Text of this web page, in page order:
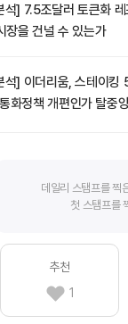
석] 7.5조달러 토큰화
장을 건널 수 있는가
석] 이더리움, 스테이킹
화정책 개편인가 탈중
데일리 스탬프를 찍
첫 스탬프를
추천
1